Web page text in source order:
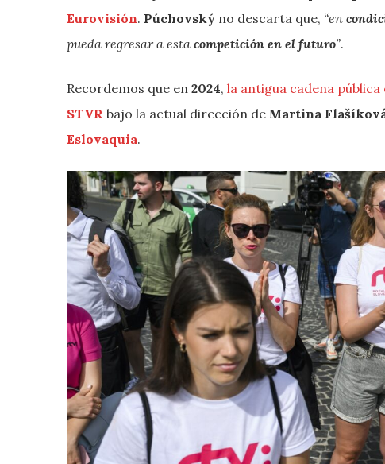
Eurovisión. Púchovský no descarta que, “en
pueda regresar a esta competición en el futuro”.
Recordemos que en 2024, la antigua cadena pública
STVR bajo la actual dirección de Martina
Eslovaquia.